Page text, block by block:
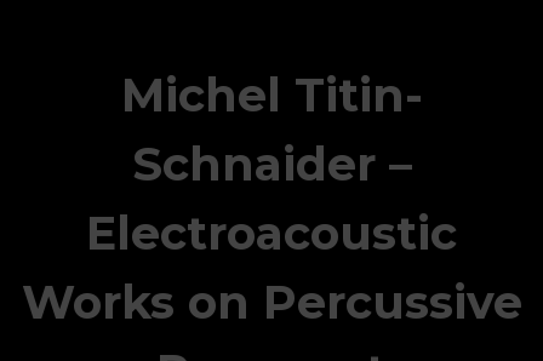
Michel Titin-
Schnaider –
Electroacoustic
Works on Percussive